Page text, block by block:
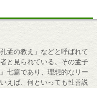
孟の教え」などと呼ばれて
と見られている。その孟子
七篇であり、理想的なリー
えば、何といっても性善説